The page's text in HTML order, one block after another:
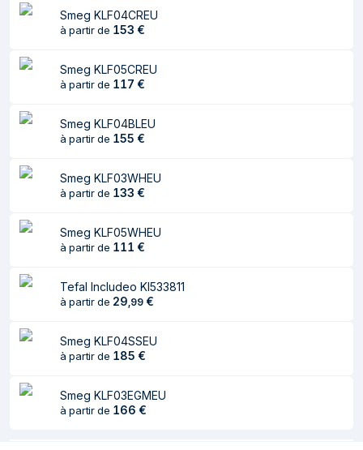
Poids 1,8 kg
Poids brut de la
277 kg
Couches par
7 pièce(s)
Produits par
couche de palette
12 pièce(s)
Produits par palette
GTIN de la palette
8017709231309
Caractéristiques
Capacité du
réservoir d'eau
1,7 L
Couleur du produit
Matériau du
Plastique, Acier inoxydable
Smeg KLF04CREU
à partir de 153 €
Smeg KLF05CREU
à partir de 117 €
Smeg KLF04BLEU
à partir de 155 €
Smeg KLF03WHEU
à partir de 133 €
Smeg KLF05WHEU
à partir de 111 €
Tefal Includeo KI533811
à partir de 29 99 €
Smeg KLF04SSEU
à partir de 185 €
Smeg KLF03EGMEU
à partir de 166 €